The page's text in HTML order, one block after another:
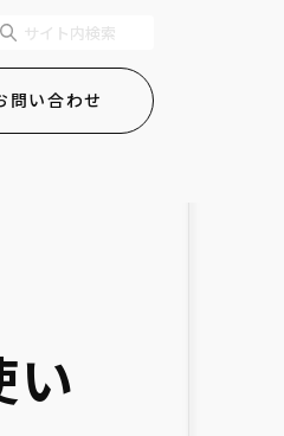
問い合わせ
い